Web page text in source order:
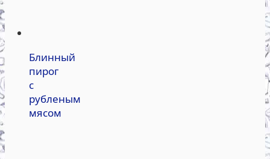
Блинный
пирог
с
рубленым
мясом